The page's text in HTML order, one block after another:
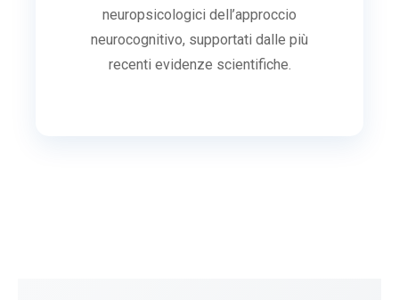
neuropsicologici dell’approccio
neurocognitivo, supportati dalle più
recenti evidenze scientifiche.